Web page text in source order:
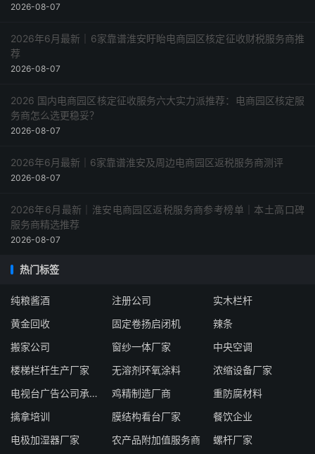
2026-08-07
2026年6月最新｜6家靠谱淮安盱眙电商园区核定征收财税服务商推
荐
2026-08-07
2026 国内电商园区核定征收服务六大实力派推荐：电商园区核定服
务商怎么选更稳妥？
2026-08-07
2026年6月最新｜6家靠谱淮安及周边电商园区返税服务商测评
2026-08-07
2026年6月最新｜淮安电商园区返税服务商参考榜单｜本土高口碑
服务商精选推荐
2026-08-07
热门标签
纯粮酱酒 注册公司
实木栏杆
黄金回收
固定卷扬启闭机
辣条
搬家公司
窗纱一体厂家
中央空调
楼梯栏杆生产厂家
无溶剂环氧涂料
浓缩设备厂家
电视台广告公司承包商
鸡精制造厂商
重防腐材料
擒拿培训
膜结构看台厂家
餐饮企业
电极加湿器厂家
农产品附加值服务商 螺杆厂家